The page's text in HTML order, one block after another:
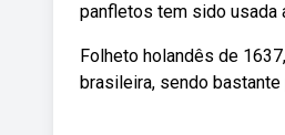
panfletos tem sido usada
Folheto holandês de
brasileira, sendo